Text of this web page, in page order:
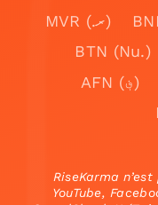
MVR (.ރ)
BTN (Nu.)
AFN (؋)
RiseKarma
YouTube,